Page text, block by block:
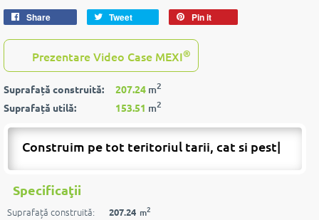
Share Tweet Pin it
Prezentare Video Case MEXI®
Suprafață construită: 207.24 m2
Suprafață utilă: 153.51 m2
Construim pe tot teritoriul tarii, cat si peste
Specificaţii
Suprafață construită: 207.24 m2